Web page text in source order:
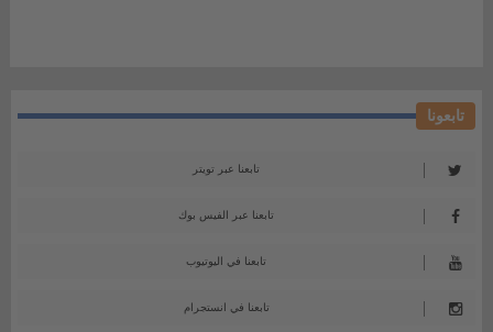
تابعونا
تابعنا عبر تويتر
تابعنا عبر الفيس بوك
تابعنا في اليوتيوب
تابعنا في انستجرام